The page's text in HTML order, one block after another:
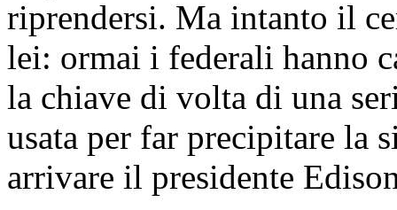
riprendersi. Ma intanto il
lei: ormai i federali hanno
la chiave di volta di una
usata per far precipitare la
arrivare il presidente